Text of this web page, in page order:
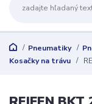
Pneumatiky
Kosačky na trávu